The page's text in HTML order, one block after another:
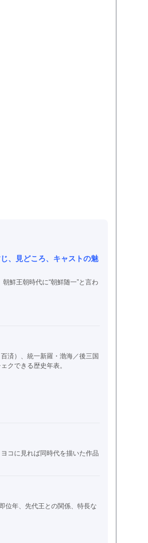
、見どころ、キャストの魅
鮮王朝時代に“朝鮮随一”と言わ
済）、統一新羅・渤海／後三国
クできる歴史年表。
コに見れば同時代を描いた作品
位年、先代王との関係、特長な